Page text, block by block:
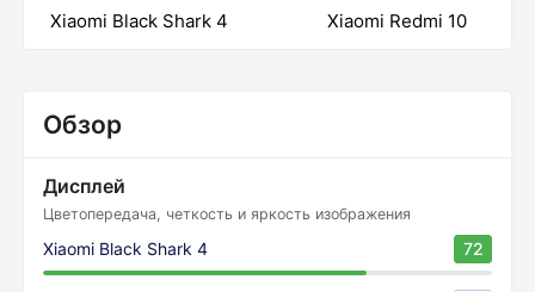
Xiaomi Black Shark 4 Xiaomi Redmi 10
Обзор
Дисплей
Цветопередача, четкость и яркость изображения
Xiaomi Black Shark 4 72